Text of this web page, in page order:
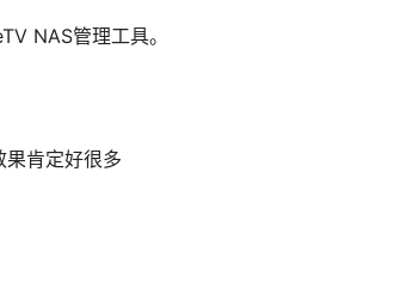
NAS管理工具。
果肯定好很多